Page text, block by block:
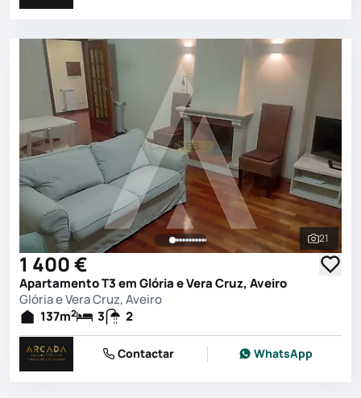
Ver
21
1 400 €
Apartamento T3 em Glória e Vera Cruz, Aveiro
Glória e Vera Cruz, Aveiro
137m2 3 2
Contactar WhatsApp